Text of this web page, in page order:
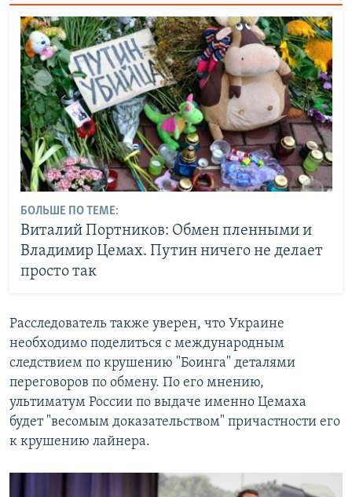
БОЛЬШЕ ПО ТЕМЕ:
Виталий Портников: Обмен пленными и
Владимир Цемах. Путин ничего не делает
просто так
Расследователь также уверен, что Украине
необходимо поделиться с международным
следствием по крушению "Боинга" деталями
переговоров по обмену. По его мнению,
ультиматум России по выдаче именно Цемаха
будет "весомым доказательством" причастности его
к крушению лайнера.